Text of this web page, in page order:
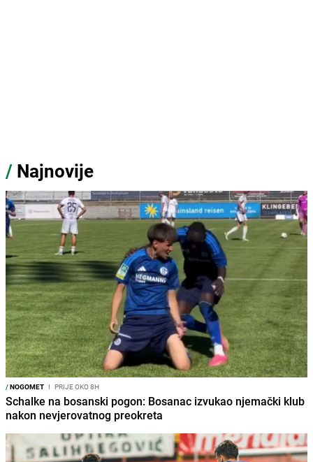
/ Najnovije
/NOGOMET I PRIJE OKO 8H
Schalke na bosanski pogon: Bosanac izvukao njemački klub
nakon nevjerovatnog preokreta